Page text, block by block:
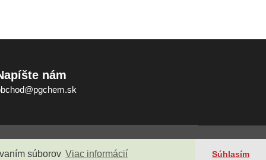
súborov Viac informácií Súhlasím
nám
Kontakt